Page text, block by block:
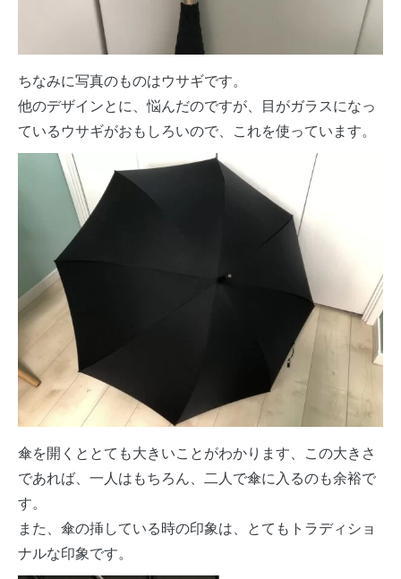
ちなみに写真のものはウサギです。
他のデザインとに、悩んだのですが、目がガラスになっ
ているウサギがおもしろいので、これを使っています。
傘を開くととても大きいことがわかります、この大きさ
であれば、一人はもちろん、二人で傘に入るのも余裕で
す。
また、傘の挿している時の印象は、とてもトラディショ
ナルな印象です。